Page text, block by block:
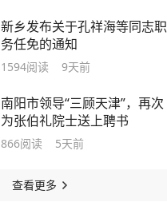
新乡发布关于孔祥海等同志职
务任免的通知
1594阅读 9天前
南阳市领导“三顾天津”，再次
为张伯礼院士送上聘书
866阅读 5天前
查看更多